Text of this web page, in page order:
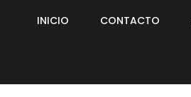
INICIO CONTACTO